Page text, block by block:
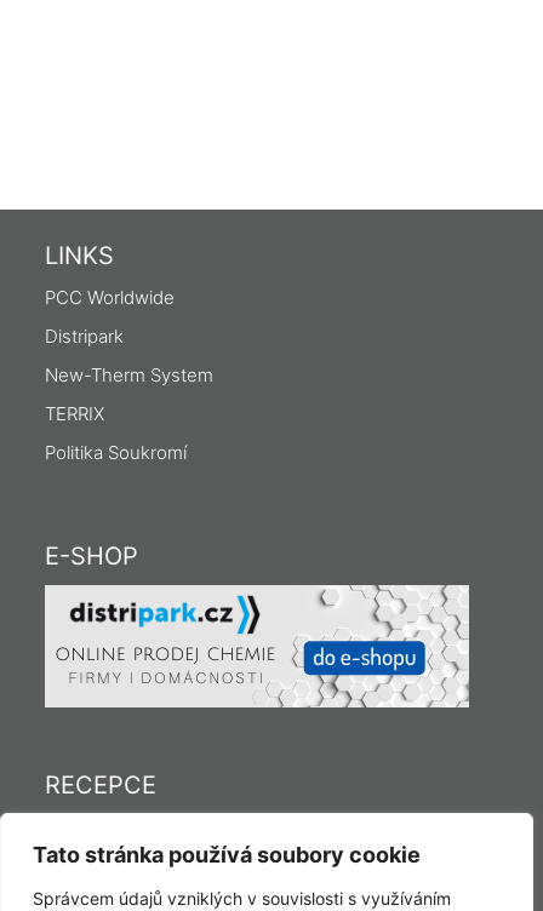
Tato stránka používá soubory cookie
Správcem údajů vzniklých v souvislosti s využíváním
LINKS
PCC Worldwide
Distripark
New-Therm System
TERRIX
Politika Soukromí
E-SHOP
RECEPCE
Fax: (+420) 558 769 114
E-mail:
c.tesin@pcc.eu